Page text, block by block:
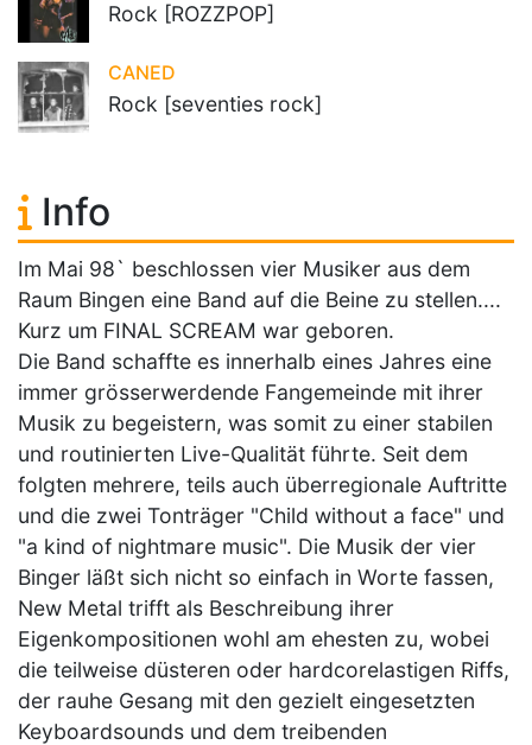
Rock [ROZZPOP]
CANED
Rock [seventies rock]
Info
Im Mai 98` beschlossen vier Musiker aus dem
Raum Bingen eine Band auf die Beine zu stellen....
Kurz um FINAL SCREAM war geboren.
Die Band schaffte es innerhalb eines Jahres eine
immer grösserwerdende Fangemeinde mit ihrer
Musik zu begeistern, was somit zu einer stabilen
und routinierten Live-Qualität führte. Seit dem
folgten mehrere, teils auch überregionale Auftritte
und die zwei Tonträger "Child without a face" und
"a kind of nightmare music". Die Musik der vier
Binger läßt sich nicht so einfach in Worte fassen,
New Metal trifft als Beschreibung ihrer
Eigenkompositionen wohl am ehesten zu, wobei
die teilweise düsteren oder hardcorelastigen Riffs,
der rauhe Gesang mit den gezielt eingesetzten
Keyboardsounds und dem treibenden